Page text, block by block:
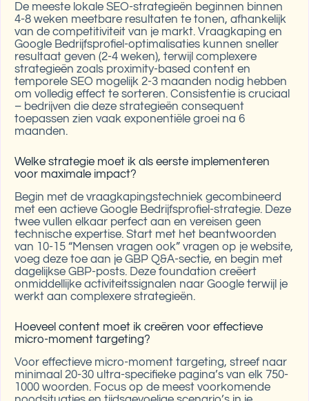
De meeste lokale SEO-strategieën beginnen binnen
4-8 weken meetbare resultaten te tonen, afhankelijk
van de competitiviteit van je markt. Vraagkaping en
Google Bedrijfsprofiel-optimalisaties kunnen sneller
resultaat geven (2-4 weken), terwijl complexere
strategieën zoals proximity-based content en
temporele SEO mogelijk 2-3 maanden nodig hebben
om volledig effect te sorteren. Consistentie is cruciaal
– bedrijven die deze strategieën consequent
toepassen zien vaak exponentiële groei na 6
maanden.
Welke strategie moet ik als eerste implementeren
voor maximale impact?
Begin met de vraagkapingstechniek gecombineerd
met een actieve Google Bedrijfsprofiel-strategie. Deze
twee vullen elkaar perfect aan en vereisen geen
technische expertise. Start met het beantwoorden
van 10-15 “Mensen vragen ook” vragen op je website,
voeg deze toe aan je GBP Q&A-sectie, en begin met
dagelijkse GBP-posts. Deze foundation creëert
onmiddellijke activiteitssignalen naar Google terwijl je
werkt aan complexere strategieën.
Hoeveel content moet ik creëren voor effectieve
micro-moment targeting?
Voor effectieve micro-moment targeting, streef naar
minimaal 20-30 ultra-specifieke pagina’s van elk 750-
1000 woorden. Focus op de meest voorkomende